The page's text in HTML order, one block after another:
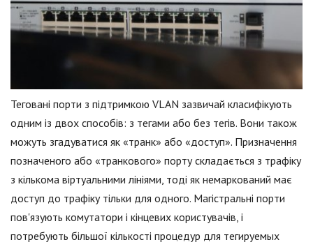
Теговані порти з підтримкою VLAN зазвичай класифікують
одним із двох способів: з тегами або без тегів. Вони також
можуть згадуватися як «транк» або «доступ». Призначення
позначеного або «транкового» порту складається з трафіку
з кількома віртуальними лініями, тоді як немаркований має
доступ до трафіку тільки для одного. Магістральні порти
пов'язують комутатори і кінцевих користувачів, і
потребують більшої кількості процедур для тегируемых